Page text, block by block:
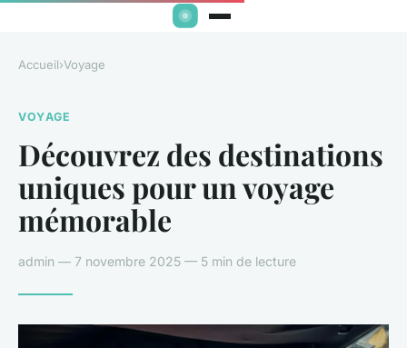
Accueil›Voyage
VOYAGE
Découvrez des destinations
uniques pour un voyage
mémorable
admin — 7 novembre 2025 — 5 min de lecture